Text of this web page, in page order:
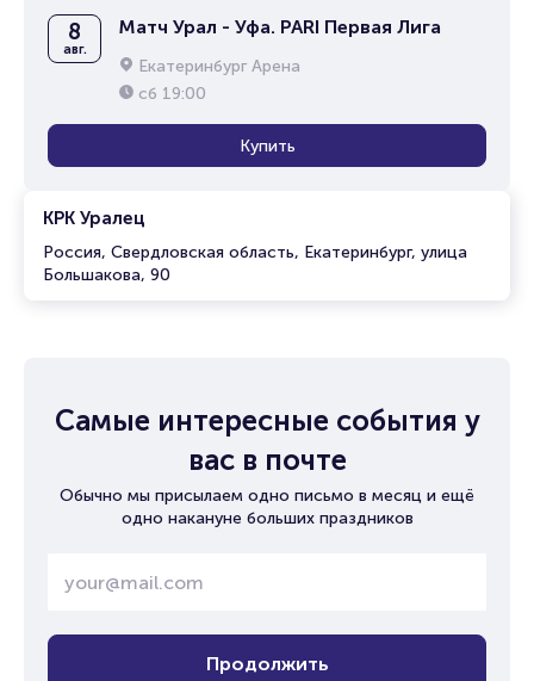
КРК Уралец
Россия, Свердловская область, Екатеринбург, улица
Большакова, 90
8
авг.
Матч Урал - Уфа. PARI Первая Лига
Екатеринбург Арена
сб 19:00
Купить
Самые интересные события у
вас в почте
Обычно мы присылаем одно письмо в месяц и ещё
одно накануне больших праздников
Продолжить